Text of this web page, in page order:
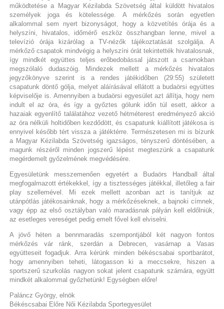
működtetése a Magyar Kézilabda Szövetség által küldött hivatalos
személyek joga és kötelessége. A mérkőzés során egyetlen
alkalommal sem nyert bizonyságot, hogy a közvetítés órája és a
helyszíni, hivatalos, időmérő eszköz összhangban lenne, mivel a
televízió órája kizárólag a TV-nézők tájékoztatását szolgálja. A
mérkőző csapatok mindvégig a helyszíni órát tekintették hivatalosnak,
így mindkét együttes teljes erőbedobással játszott a csarnokban
megszólaló dudaszóig. Mindezek mellett a mérkőzés hivatalos
jegyzőkönyve szerint is a rendes játékidőben (29:55) született
csapatunk döntő gólja, melyet aláírásával ellátott a budaörsi együttes
képviselője is. Amennyiben a budaörsi egyesület azt állítja, hogy nem
indult el az óra, és így a győztes gólunk időn túl esett, akkor a
hazaiak egyenlítő találatához vezető hétméterest eredményező akció
az óra nélküli holtidőben kezdődött, és csapatunk kiállított játékosa is
ennyivel később tért vissza a játéktérre. Természetesen mi is bízunk
a Magyar Kézilabda Szövetség igazságos, tényszerű döntésében, a
magunk részéről minden jogszerű lépést megteszünk a csapatunk
megérdemelt győzelmének megvédésére.
Egyesületünk messzemenően egyetért a Budaörs Handball által
megfogalmazott értékekkel, így a tisztességes játékkal, illetőleg a fair
play szellemével. Mi ezek mellett azonban azt is tanítjuk az
utánpótlás játékosainknak, hogy a mérkőzéseknek, a bajnoki címnek,
vagy épp az első osztályban való maradásnak pályán kell eldőlniük,
az esetleges vereséget pedig emelt fővel kell elviselni.
A jövő héten a bennmaradás szempontjából két nagyon fontos
mérkőzés vár ránk, szerdán a Debrecen, vasárnap a Vasas
együtteseit fogadjuk. Arra kérünk minden békéscsabai sportbarátot,
hogy amennyiben teheti, látogasson ki a meccsekre, hiszen a
sportszerű szurkolás nagyon sokat jelent csapatunk számára, együtt
mindkét alkalommal győzhetünk! Egységben előre!
Paláncz György, elnök
Békéscsabai Előre Női Kézilabda Sportegyesület